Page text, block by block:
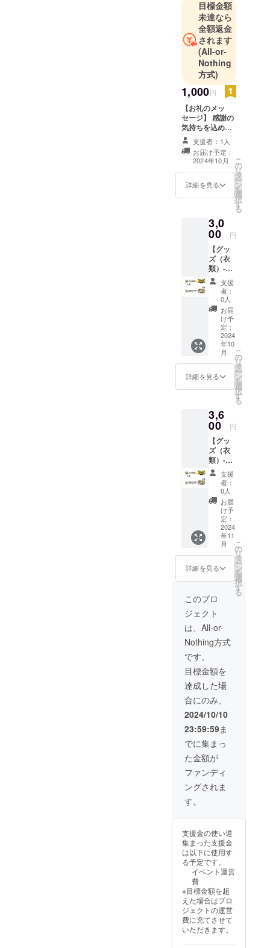
目標金額
未達なら
全額返金
されます
(All-or-
Nothing
方式)
1,000円
【お礼のメッ
セージ】 感謝の
気持ちを込め
て、お礼のメッ
セージをお送り
します。
支援者：1人
お届け予定：
2024年10月
詳細を見る
こ
の
リ
タ
ー
ン
を
選
択
す
る
3,0
00 円
【グッ
ズ（衣
類）-当
日会場
受取
り-】
『あ。
くまの
こ。』
さまが
デザイ
ンした
マフ
ラータ
オルを
提供し
・カ
ラー展
開：白
・サイ
ズ:
W110c
m×H20
cm ※当
リター
ンは
3600円
の支援
と同内
容にな
りま
す。 当
日会場
の方は
こちら
をご支
援お願
いいた
しま
ンをA
案〜F案
でお選
びくだ
さい ※
クラウ
ドファ
ンディ
ング時
にはラ
フ状態
のデザ
インで
ただい
ます。
支援
者：
0人
お届
け予
定：
2024
年10
月
詳細を見る
こ
の
リ
タ
ー
ン
を
選
択
す
る
3,6
00 円
【グッ
ズ（衣
類）-郵
送-】
『あ。
くまの
こ。』
さまが
デザイ
ンした
マフ
ラータ
オルを
提供し
ます。
・カ
ラー展
開：白
・サイ
ズ:
W110c
m×H20
ンは
3000円
の支援
と同内
容にな
りま
す。 当
日会場
受取を
ご希望
の方は
こちら
をご支
しま
デザイ
ンをA
案〜F案
でお選
びくだ
クラウ
ドファ
ンディ
ング時
にはラ
フ状態
支援
者：
0人
お届
け予
定：
2024
年11
月
詳細を見る
こ
の
リ
タ
ー
ン
を
選
択
す
る
このプロ
ジェクト
は、All-or-
Nothing方式
です。
目標金額を
達成した場
合にのみ、
2024/10/10
23:59:59ま
でに集まっ
た金額が
ファンディ
ングされま
す。
支援金の使い道
集まった支援金
は以下に使用す
る予定です。
イベント運営
費
※目標金額を超
えた場合はプロ
ジェクトの運営
費に充てさせて
いただきます。